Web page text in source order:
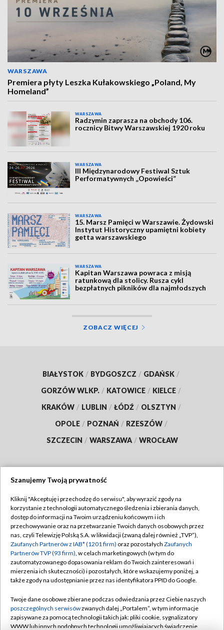
WARSZAWA
Premiera płyty Leszka Kułakowskiego „Poland, My
Homeland”
WARSZAWA
Radzymin zaprasza na obchody 106.
rocznicy Bitwy Warszawskiej 1920 roku
WARSZAWA
III Międzynarodowy Festiwal Sztuk
Performatywnych „Opowieści”
WARSZAWA
15. Marsz Pamięci w Warszawie. Żydowski
Instytut Historyczny upamiętni kobiety
getta warszawskiego
WARSZAWA
Kapitan Warszawa powraca z misją
ratunkową dla stolicy. Rusza cykl
bezpłatnych pikników dla najmłodszych
ZOBACZ WIĘCEJ
BIAŁYSTOK / BYDGOSZCZ / GDAŃSK /
GORZÓW WLKP. / KATOWICE / KIELCE /
KRAKÓW / LUBLIN / ŁÓDŹ / OLSZTYN /
OPOLE / POZNAŃ / RZESZÓW /
SZCZECIN / WARSZAWA / WROCŁAW
TVP
Abonament TVP
Emisja w TVP
Centrum informacji TVP
Naziemna Telewizja Cyfrowa
Rada Programowa
System NOS
Regulamin TVP
Polityka prywatności
Moje zgody
Pomoc
Kontakt
Szanujemy Twoją prywatność
Kliknij "Akceptuję i przechodzę do serwisu", aby wyrazić zgody na
korzystanie z technologii automatycznego śledzenia i zbierania danych,
dostęp do informacji na Twoim urządzeniu końcowym i ich
przechowywanie oraz na przetwarzanie Twoich danych osobowych przez
nas, czyli Telewizję Polską S.A. w likwidacji (zwaną dalej również „TVP”),
Zaufanych Partnerów z IAB* (1201 firm) oraz pozostałych Zaufanych
Partnerów TVP (93 firm), w celach marketingowych (w tym do
zautomatyzowanego dopasowania reklam do Twoich zainteresowań i
mierzenia ich skuteczności) i pozostałych, które wskazujemy poniżej, a
także zgody na udostępnianie przez nas identyfikatora PPID do Google.
Twoje dane osobowe zbierane podczas odwiedzania przez Ciebie naszych
poszczególnych serwisówzwanych dalej „Portalem”, w tym informacje
zapisywane za pomocą technologii takich jak: pliki cookie, sygnalizatory
WWW lub innych podobnych technologii umożliwiających świadczenie